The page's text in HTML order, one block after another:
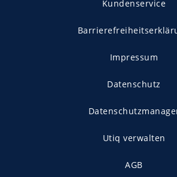
Kundenservice
Impressum
Datenschutz
Utiq verwalten
AGB